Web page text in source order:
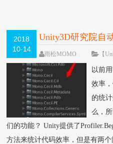
2018
10-14
Unity3D研究院自
执行效率以及内
雨松MOMO 【
25029次
25 条评论
以前
效率
的统
么，
们的功能？ Unity提供了
方法来统计代码效率，但是有两